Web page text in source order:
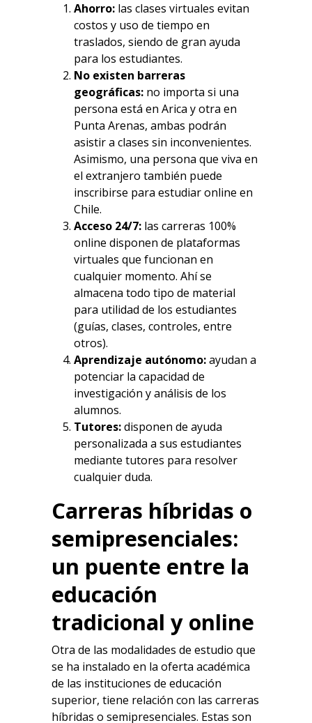
Ahorro: las clases virtuales evitan
costos y uso de tiempo en
traslados, siendo de gran ayuda
para los estudiantes.
No existen barreras
geográficas: no importa si una
persona está en Arica y otra en
Punta Arenas, ambas podrán
asistir a clases sin inconvenientes.
Asimismo, una persona que viva en
el extranjero también puede
inscribirse para estudiar online en
Chile.
Acceso 24/7: las carreras 100%
online disponen de plataformas
virtuales que funcionan en
cualquier momento. Ahí se
almacena todo tipo de material
para utilidad de los estudiantes
(guías, clases, controles, entre
otros).
Aprendizaje autónomo:ayudan a
potenciar la capacidad de
investigación y análisis de los
alumnos.
Tutores:disponen de ayuda
personalizada a sus estudiantes
mediante tutores para resolver
cualquier duda.
Carreras híbridas o
semipresenciales:
un puente entre la
educación
tradicional y online
Otra de las modalidades de estudio que
se ha instalado en la oferta académica
de las instituciones de educación
superior, tiene relación con las carreras
híbridas o semipresenciales. Estas son